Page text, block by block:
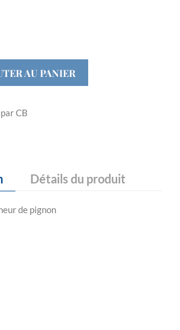
AU PANIER
CB
Détails du produit
de pignon